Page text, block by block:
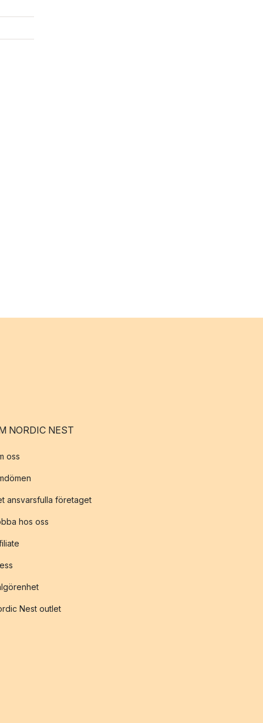
NORDIC NEST
oss
ansvarsfulla företaget
hos oss
Nest outlet